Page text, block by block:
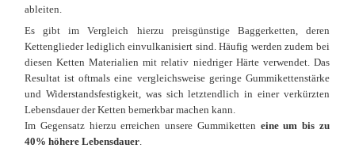
ableiten.
Es gibt im Vergleich hierzu preisgünstige Baggerketten, deren
Kettenglieder lediglich einvulkanisiert sind. Häufig werden zudem bei
diesen Ketten Materialien mit relativ niedriger Härte verwendet. Das
Resultat ist oftmals eine vergleichsweise geringe Gummikettenstärke
und Widerstandsfestigkeit, was sich letztendlich in einer verkürzten
Lebensdauer der Ketten bemerkbar machen kann.
Im Gegensatz hierzu erreichen unsere Gummiketten eine um bis zu
40% höhere Lebensdauer.